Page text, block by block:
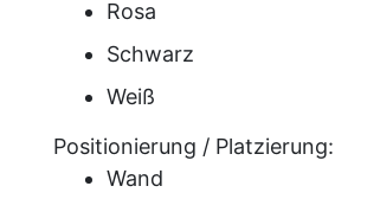
Rosa
Schwarz
Weiß
Positionierung / Platzierung:
Wand